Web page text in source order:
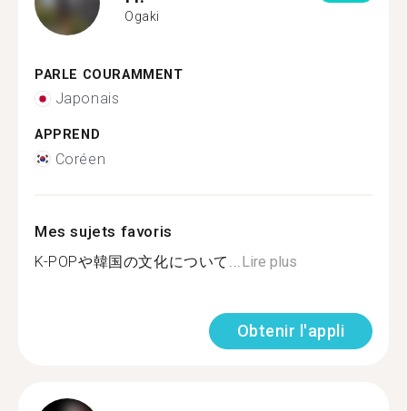
Ogaki
PARLE COURAMMENT
Japonais
APPREND
Coréen
Mes sujets favoris
K-POPや韓国の文化について... Lire plus
Obtenir l'appli